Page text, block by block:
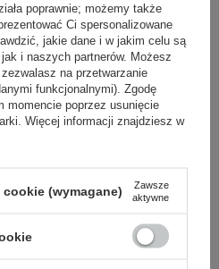
Antycellulitowa -
Aktywator
poprawnie; możemy także
Ci spersonalizowane
jakie dane i w jakim celu są
i naszych partnerów. Możesz
na przetwarzanie
funkcjonalnymi). Zgodę
momencie poprzez usunięcie
Więcej informacji znajdziesz w
(wymagane)
Zawsze
aktywne